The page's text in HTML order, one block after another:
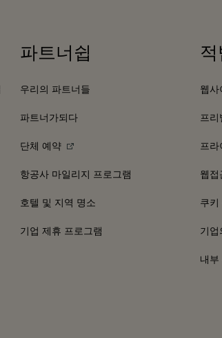
파트너쉽
우리의 파트너들
파트너가되다
단체 예약
항공사 마일리지 프로그램
호텔 및 지역 명소
기업 제휴 프로그램
웹사
프리
프라
웹접
쿠키
기업
내부